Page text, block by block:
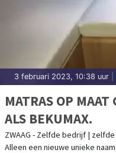
3 februari 2023, 10:38 uur
MATRAS OP
ALS BEKUMAX.
ZWAAG - Zelfde bedrijf |
Alleen een nieuwe unieke